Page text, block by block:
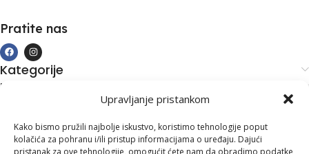
Upravljanje pristankom
Kako bismo pružili najbolje iskustvo, koristimo tehnologije poput
kolačića za pohranu i/ili pristup informacijama o uređaju. Dajući
pristanak za ove tehnologije, omogućit ćete nam da obradimo podatke
Pratite nas
Kategorije
Kupovina i podrška
Kontakt informacije
Branilaca Bosne, 75 300 Lukavac